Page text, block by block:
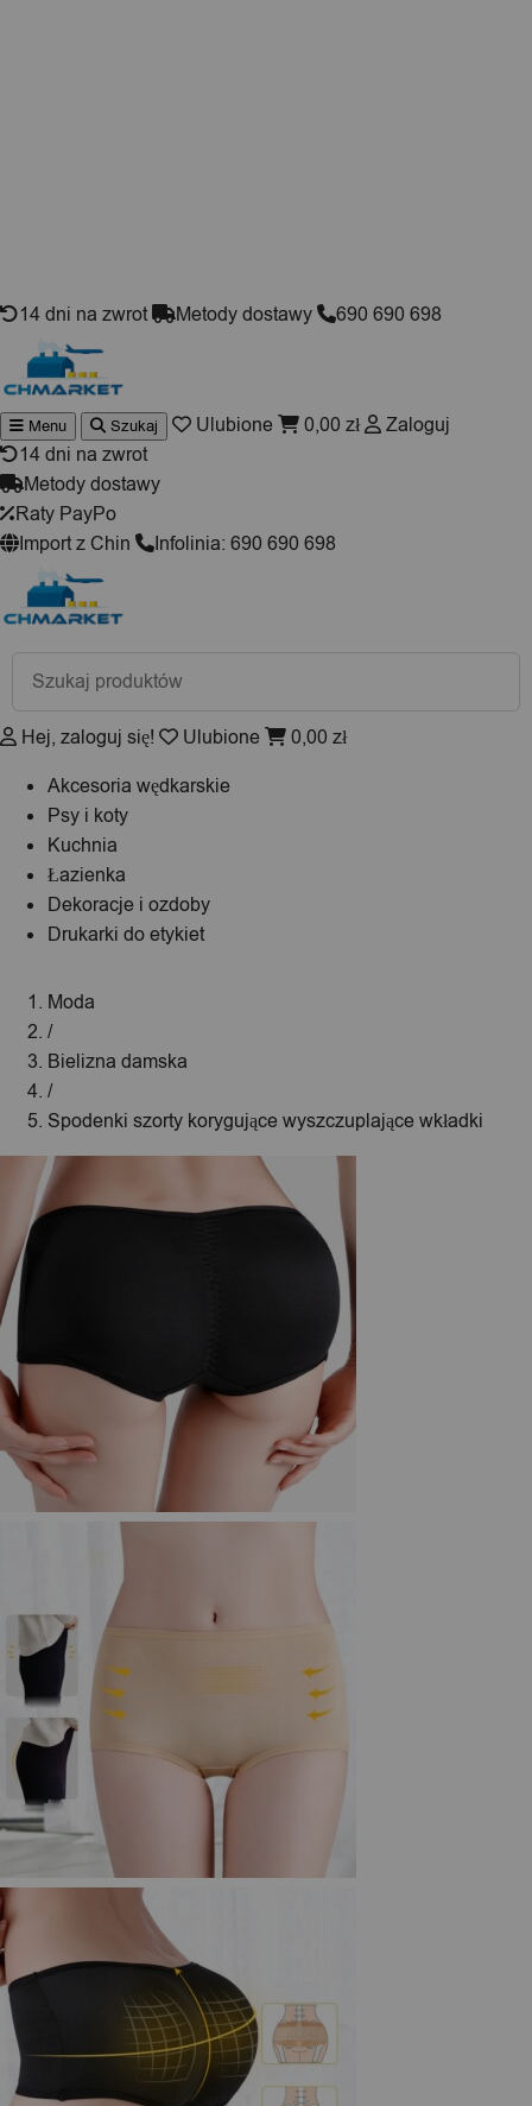
14 dni na zwrot Metody dostawy 690 690 698
Wyszukiwarka
produktów
Menu Szukaj Ulubione 0,00 zł
Zaloguj
14 dni na zwrot
Metody dostawy
Raty PayPo
Import z Chin
Infolinia: 690 690 698
Wyszukiwarka
produktów
Hej, zaloguj się! Ulubione 0,00 zł
Akcesoria wędkarskie
Psy i koty
Kuchnia
Łazienka
Dekoracje i ozdoby
Drukarki do etykiet
Moda
/
Bielizna damska
/
Spodenki szorty korygujące wyszczuplające wkładki